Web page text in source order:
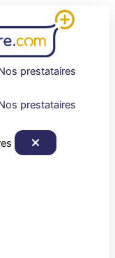
prestataires
prestataires